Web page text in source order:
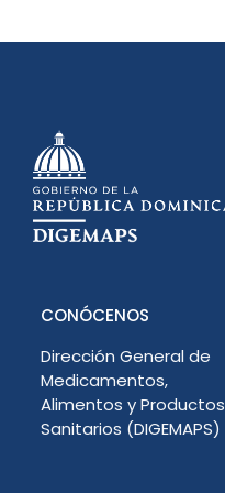
CONÓCENOS
Dirección General de
Medicamentos,
Alimentos y Productos
Sanitarios (DIGEMAPS)